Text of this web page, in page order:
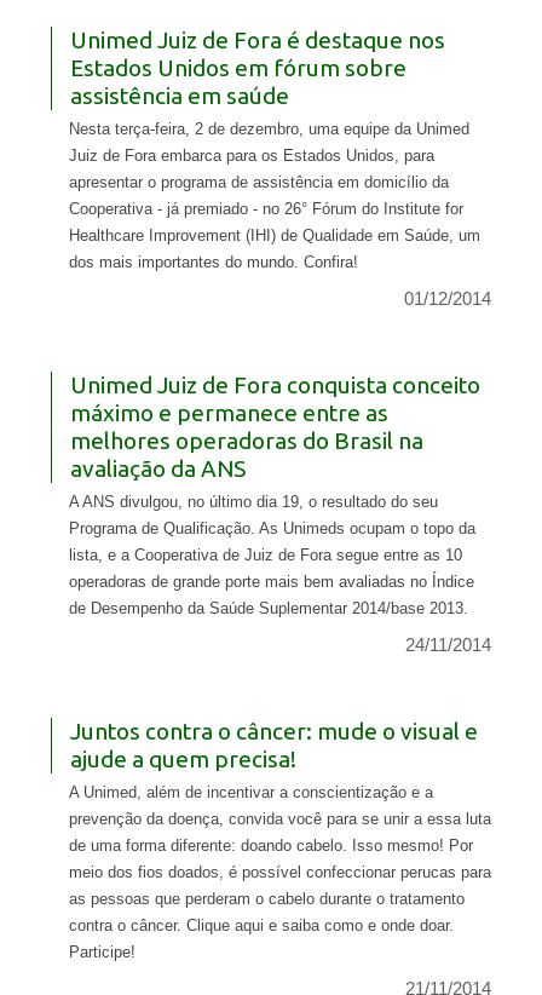
Unimed Juiz de Fora é destaque nos
Estados Unidos em fórum sobre
assistência em saúde
Nesta terça-feira, 2 de dezembro, uma equipe da Unimed
Juiz de Fora embarca para os Estados Unidos, para
apresentar o programa de assistência em domicílio da
Cooperativa - já premiado - no 26° Fórum do Institute for
Healthcare Improvement (IHI) de Qualidade em Saúde, um
dos mais importantes do mundo. Confira!
01/12/2014
Unimed Juiz de Fora conquista conceito
máximo e permanece entre as
melhores operadoras do Brasil na
avaliação da ANS
A ANS divulgou, no último dia 19, o resultado do seu
Programa de Qualificação. As Unimeds ocupam o topo da
lista, e a Cooperativa de Juiz de Fora segue entre as 10
operadoras de grande porte mais bem avaliadas no Índice
de Desempenho da Saúde Suplementar 2014/base 2013.
24/11/2014
Juntos contra o câncer: mude o visual e
ajude a quem precisa!
A Unimed, além de incentivar a conscientização e a
prevenção da doença, convida você para se unir a essa luta
de uma forma diferente: doando cabelo. Isso mesmo! Por
meio dos fios doados, é possível confeccionar perucas para
as pessoas que perderam o cabelo durante o tratamento
contra o câncer. Clique aqui e saiba como e onde doar.
Participe!
21/11/2014